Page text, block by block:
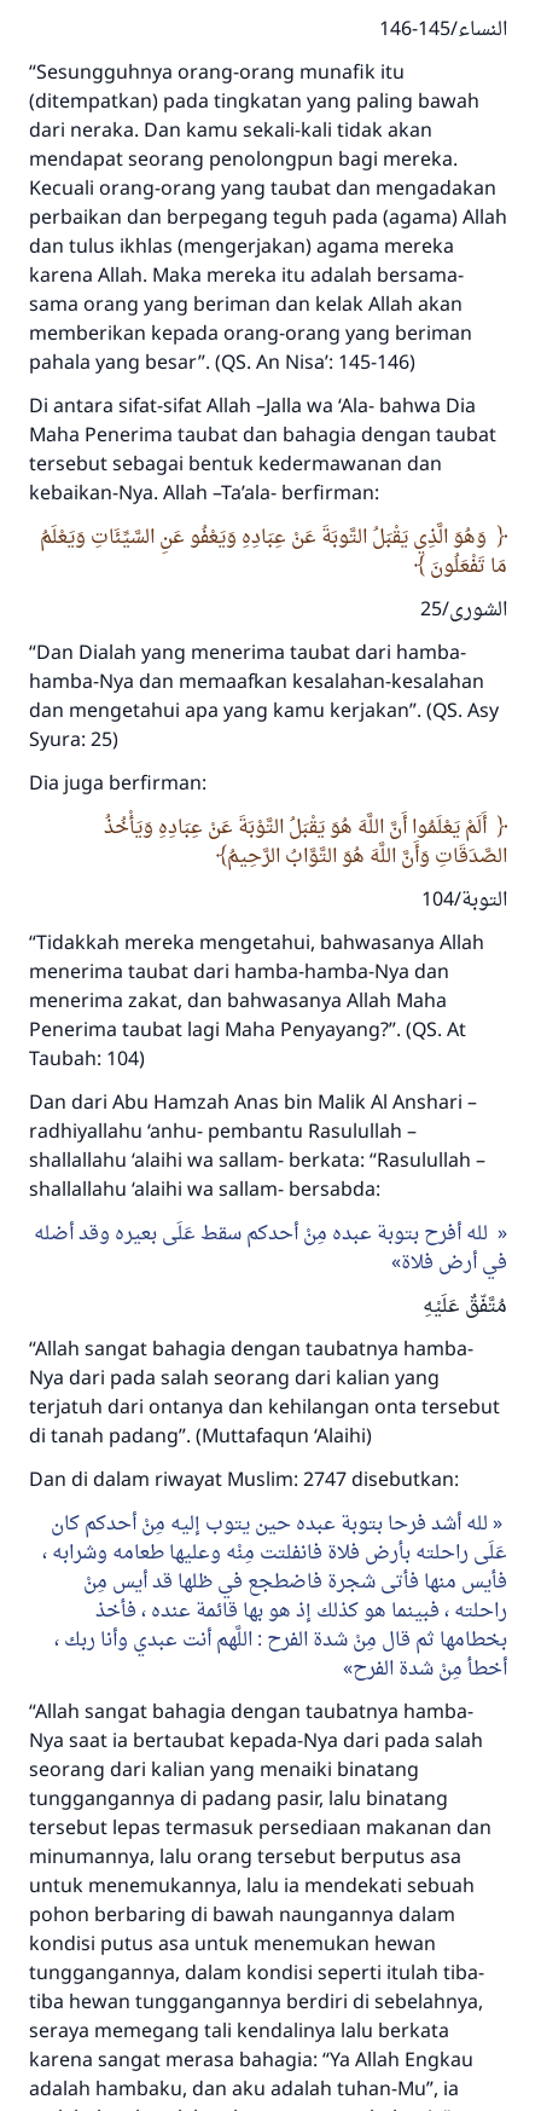
النساء/145-146
“Sesungguhnya orang-orang munafik itu
(ditempatkan) pada tingkatan yang paling bawah
dari neraka. Dan kamu sekali-kali tidak akan
mendapat seorang penolongpun bagi mereka.
Kecuali orang-orang yang taubat dan mengadakan
perbaikan dan berpegang teguh pada (agama) Allah
dan tulus ikhlas (mengerjakan) agama mereka
karena Allah. Maka mereka itu adalah bersama-
sama orang yang beriman dan kelak Allah akan
memberikan kepada orang-orang yang beriman
pahala yang besar”. (QS. An Nisa’: 145-146)
Di antara sifat-sifat Allah –Jalla wa ‘Ala- bahwa Dia
Maha Penerima taubat dan bahagia dengan taubat
tersebut sebagai bentuk kedermawanan dan
kebaikan-Nya. Allah –Ta’ala- berfirman:
وَهُوَ الَّذِي يَقْبَلُ التَّوبَةَ عَنْ عِبَادِهِ وَيَعْفُو عَنِ السَّيِّئَاتِ وَيَعْلَمُ
مَا تَفْعَلُونَ
الشورى/25
“Dan Dialah yang menerima taubat dari hamba-
hamba-Nya dan memaafkan kesalahan-kesalahan
dan mengetahui apa yang kamu kerjakan”. (QS. Asy
Syura: 25)
Dia juga berfirman:
أَلَمْ يَعْلَمُوا أَنَّ اللَّهَ هُوَ يَقْبَلُ التَّوْبَةَ عَنْ عِبَادِهِ وَيَأْخُذُ
الصَّدَقَاتِ وَأَنَّ اللَّهَ هُوَ التَّوَّابُ الرَّحِيمُ
التوبة/104
“Tidakkah mereka mengetahui, bahwasanya Allah
menerima taubat dari hamba-hamba-Nya dan
menerima zakat, dan bahwasanya Allah Maha
Penerima taubat lagi Maha Penyayang?”. (QS. At
Taubah: 104)
Dan dari Abu Hamzah Anas bin Malik Al Anshari –
radhiyallahu ‘anhu- pembantu Rasulullah –
shallallahu ‘alaihi wa sallam- berkata: “Rasulullah –
shallallahu ‘alaihi wa sallam- bersabda:
لله أفرح بتوبة عبده مِنْ أحدكم سقط عَلَى بعيره وقد أضله
في أرض فلاة
مُتَّفّقٌ عَلَيْهِ
“Allah sangat bahagia dengan taubatnya hamba-
Nya dari pada salah seorang dari kalian yang
terjatuh dari ontanya dan kehilangan onta tersebut
di tanah padang”. (Muttafaqun ‘Alaihi)
Dan di dalam riwayat Muslim: 2747 disebutkan:
لله أشد فرحا بتوبة عبده حين يتوب إليه مِنْ أحدكم كان
عَلَى راحلته بأرض فلاة فانفلتت مِنْه وعليها طعامه وشرابه ،
فأيس منها فأتى شجرة فاضطجع في ظلها قد أيس مِنْ
راحلته ، فبينما هو كذلك إذ هو بها قائمة عنده ، فأخذ
بخطامها ثم قال مِنْ شدة الفرح : اللَّهم أنت عبدي وأنا ربك ،
أخطأ مِنْ شدة الفرح
“Allah sangat bahagia dengan taubatnya hamba-
Nya saat ia bertaubat kepada-Nya dari pada salah
seorang dari kalian yang menaiki binatang
tunggangannya di padang pasir, lalu binatang
tersebut lepas termasuk persediaan makanan dan
minumannya, lalu orang tersebut berputus asa
untuk menemukannya, lalu ia mendekati sebuah
pohon berbaring di bawah naungannya dalam
kondisi putus asa untuk menemukan hewan
tunggangannya, dalam kondisi seperti itulah tiba-
tiba hewan tunggangannya berdiri di sebelahnya,
seraya memegang tali kendalinya lalu berkata
karena sangat merasa bahagia: “Ya Allah Engkau
adalah hambaku, dan aku adalah tuhan-Mu”, ia
Jawaban no. 110845
menyelamatkan pernikahan.